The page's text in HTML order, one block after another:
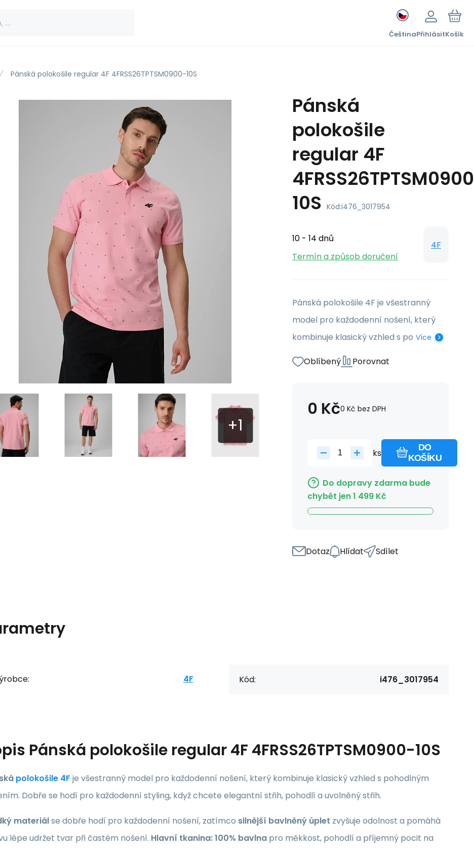
ČeštinaPřihlásitKošík
Pánská polokošile regular 4F 4FRSS26TPTSM0900-10S
Pánská
polokošile
regular 4F
10S Kód:i476_3017954
10 - 14 dnů
Termín a způsob doručení
4F
Pánská polokošile 4F je všestranný
model pro každodenní nošení, který
kombinuje klasický vzhled s po Více
Oblíbený Porovnat
0 Kč0 Kč bez DPH
ks
DO
KOŠÍKU
Do dopravy zdarma bude
chybět jen1 499 Kč
Dotaz Hlídat Sdílet
4F Kód: i476_3017954
Pánská polokošile regular 4F 4FRSS26TPTSM0900-10S
polokošile 4F je všestranný model pro každodenní nošení, který kombinuje klasický vzhled s pohodlným
Dobře se hodí pro každodenní styling, když chcete elegantní střih, pohodlí a uvolněný střih.
materiálse dobře hodí pro každodenní nošení, zatímco silnější bavlněný úplet zvyšuje odolnost a pomáhá
lépe udržet tvar při častém nošení. Hlavní tkanina: 100% bavlna pro měkkost, pohodlí a příjemný pocit na